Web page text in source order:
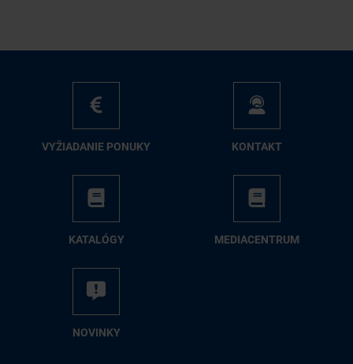
VY­ŽIA­DA­NIE PO­NU­KY KON­TAKT
KA­TA­LÓ­GY ME­DIA­CEN­TRUM
NO­VIN­KY